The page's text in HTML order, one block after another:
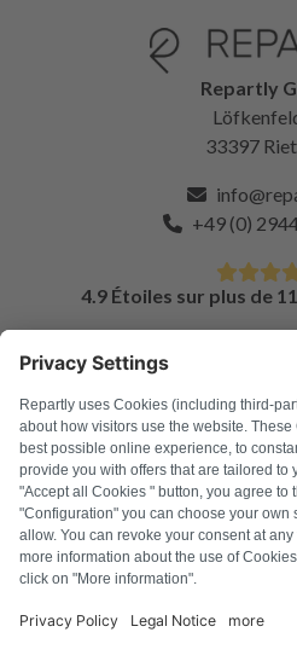
Repartly
33397
+49 (0)
4.9 Étoiles sur plus de
FAQ
Tous les
À propos
Presse